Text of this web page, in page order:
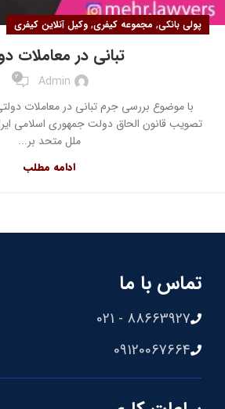
پولی بانکی, مجموعه کیفری, وکیل آنلاین کیفری
تبانی در معاملات
Admin
2
با موضوع بررسی جرم تبانی در معاملات
تصویب قانون الحاق دولت جمهورى اسلامى
ملل متحد بر...
ادامه مطلب
تماس با ما
88663927 - 021
09120067664